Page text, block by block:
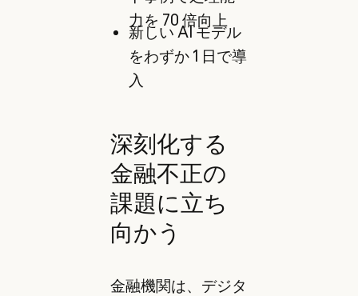
力を 70 倍向上
新しい AI モデル
をわずか 1 日で導
入
深刻化する
金融不正の
課題に立ち
向かう
金融機関は、デジタ